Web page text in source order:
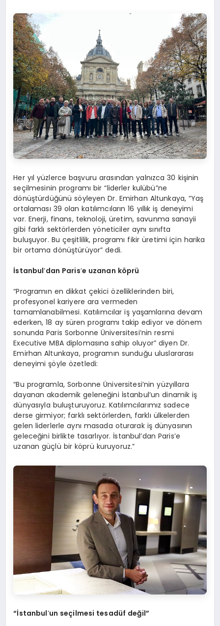
Her yıl yüzlerce başvuru arasından yalnızca 30 kişinin
seçilmesinin programı bir “liderler kulübü”ne
dönüştürdüğünü söyleyen Dr. Emirhan Altunkaya, “Yaş
ortalaması 39 olan katılımcıların 16 yıllık iş deneyimi
var. Enerji, finans, teknoloji, üretim, savunma sanayii
gibi farklı sektörlerden yöneticiler aynı sınıfta
buluşuyor. Bu çeşitlilik, programı fikir üretimi için harika
bir ortama dönüştürüyor” dedi.
İstanbul’dan Paris’e uzanan köprü
“Programın en dikkat çekici özelliklerinden biri,
profesyonel kariyere ara vermeden
tamamlanabilmesi. Katılımcılar iş yaşamlarına devam
ederken, 18 ay süren programı takip ediyor ve dönem
sonunda Paris Sorbonne Üniversitesi’nin resmi
Executive MBA diplomasına sahip oluyor” diyen Dr.
Emirhan Altunkaya, programın sunduğu uluslararası
deneyimi şöyle özetledi:
“Bu programla, Sorbonne Üniversitesi’nin yüzyıllara
dayanan akademik geleneğini İstanbul’un dinamik iş
dünyasıyla buluşturuyoruz. Katılımcılarımız sadece
derse girmiyor; farklı sektörlerden, farklı ülkelerden
gelen liderlerle aynı masada oturarak iş dünyasının
geleceğini birlikte tasarlıyor. İstanbul’dan Paris’e
uzanan güçlü bir köprü kuruyoruz.”
“İstanbul’un seçilmesi tesadüf değil”